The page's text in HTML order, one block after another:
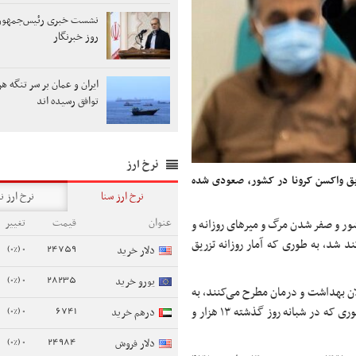
واکسن کرونا در کشور، صعودی شده
و صفر شدن مرگ و میرهای روزانه و
شد، به طوری که آمار روزانه تزریق
بهداشت و درمان مطرح می‌کنند، به
نظر می‌رسد که استقبال از دریافت واکسن نیز افزایش یافته است. به طوری که در شبانه روز گذشته ۱۳ هزار و
نشست خبری
روز خبرنگار
ایران و عمان بر سر تنگه
توافق رسیده اند
نرخ ارز
نرخ ارز سنا
نرخ ارز
عنوان
قیمت
تغییر
دلار خرید
24759
0 (0%)
یورو خرید 28235
0 (0%)
درهم خرید 6741
0 (0%)
دلار فروش 24984
0 (0%)